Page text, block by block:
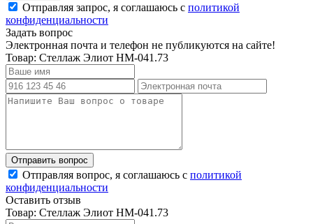
Отправляя запрос, я соглашаюсь с политикой
конфиденциальности
Задать вопрос
Электронная почта и телефон не публикуются на сайте!
Товар: Стеллаж Элиот НМ-041.73
Отправляя вопрос, я соглашаюсь с политикой
конфиденциальности
Оставить отзыв
Товар: Стеллаж Элиот НМ-041.73